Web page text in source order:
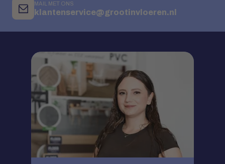
MAIL MET ONS
klantenservice@grootinvloeren.nl